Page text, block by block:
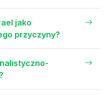
jako
przyczyny?